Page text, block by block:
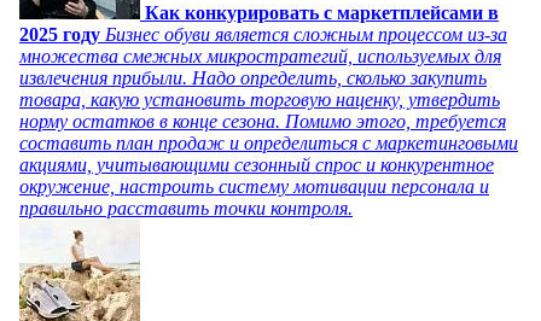
Как конкурировать с маркетплейсами в
2025 году Бизнес обуви является сложным процессом из-за
множества смежных микростратегий, используемых для
извлечения прибыли. Надо определить, сколько закупить
товара, какую установить торговую наценку, утвердить
норму остатков в конце сезона. Помимо этого, требуется
составить план продаж и определиться с маркетинговыми
акциями, учитывающими сезонный спрос и конкурентное
окружение, настроить систему мотивации персонала и
правильно расставить точки контроля.